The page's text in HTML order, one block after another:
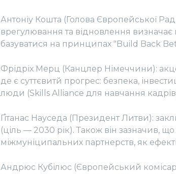
Антоніу Кошта (Голова Європейської
врегулювання та відновлення
базуватися на принципах "Build Back
Фрідріх Мерц (Канцлер Німеччини):
де є суттєвитй прогрес: безпека,
люди (Skills Alliance для навчання
Ґітанас Науседа (Президент Литви):
(ціль — 2030 рік). Також він зазначив,
міжмуніципальних партнерств, як
Андрюс Кубілюс (Європейський